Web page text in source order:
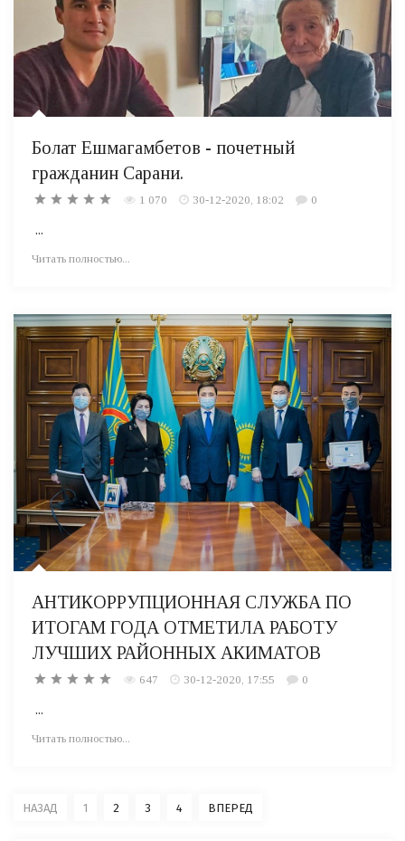
Болат Ешмагамбетов - почетный
гражданин Сарани.
1 070 30-12-2020, 18:02 0
...
Читать полностью...
АНТИКОРРУПЦИОННАЯ СЛУЖБА ПО
ИТОГАМ ГОДА ОТМЕТИЛА РАБОТУ
ЛУЧШИХ РАЙОННЫХ АКИМАТОВ
647 30-12-2020, 17:55 0
...
Читать полностью...
НАЗАД 1 2 3 4 ВПЕРЕД